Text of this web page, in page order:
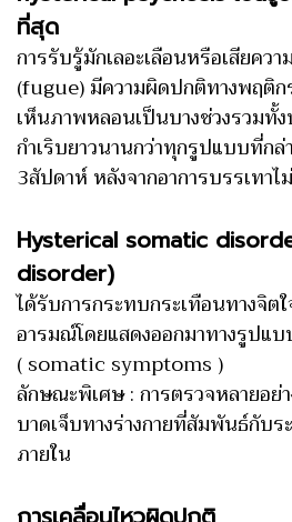
ที่สุด
การรับรู้มักเลอะเลือนหรือเสียคว
(fugue) มีความผิดปกติทางพฤติ
เห็นภาพหลอนเป็นบางช่วงรวมทั้
กำเริบยาวนานกว่าทุกรูปแบบที่กล่
3สัปดาห์ หลังจากอาการบรรเทาไ
Hysterical somatic
disorder)
ได้รับการกระทบกระเทือนทางจิต
อารมณ์โดยแสดงออกมาทางรูปแบ
( somatic symptoms )
ลักษณะพิเศษ : การตรวจหลายอย่
บาดเจ็บทางร่างกายที่สัมพันธ์กับร
ภายใน